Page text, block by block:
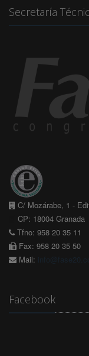
Secretaría
C/ Mozárabe, 1 -
CP: 18004 Granada
Tfno: 958 20 35 11
Fax: 958 20 35 50
Mail:
Facebook